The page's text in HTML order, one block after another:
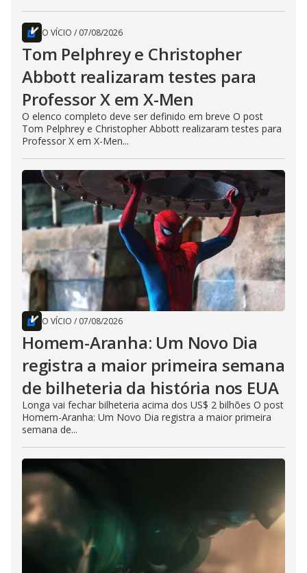
O VÍCIO / 07/08/2026
Tom Pelphrey e Christopher
Abbott realizaram testes para
Professor X em X-Men
O elenco completo deve ser definido em breve O post
Tom Pelphrey e Christopher Abbott realizaram testes para
Professor X em X-Men...
O VÍCIO / 07/08/2026
Homem-Aranha: Um Novo Dia
registra a maior primeira semana
de bilheteria da história nos EUA
Longa vai fechar bilheteria acima dos US$ 2 bilhões O post
Homem-Aranha: Um Novo Dia registra a maior primeira
semana de...